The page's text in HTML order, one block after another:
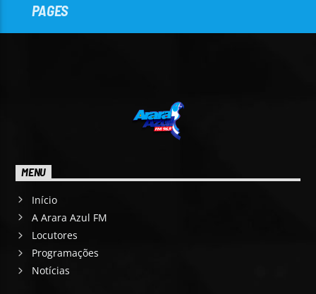
PAGES
MENU
Início
A Arara Azul FM
Locutores
Programações
Notícias